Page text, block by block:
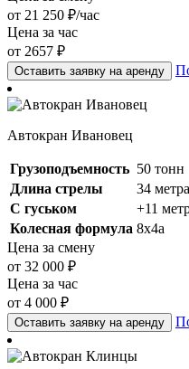
от 21 250 ₽/час
Цена за час
от 2657 ₽
Оставить заявку на аренду
Автокран Ивановец
Грузоподъемность 50 тонн
Длина стрелы
34 метра
С гуськом
+11
Колесная формула 8х4а
Цена за смену
от 32 000 ₽
Цена за час
от 4 000 ₽
Оставить заявку на аренду